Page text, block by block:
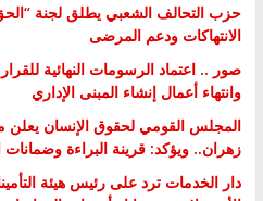
حزب التحالف الشعبي يطلق لجنة
الانتهاكات ودعم المرضى
صور .. اعتماد الرسومات النهائية
وانتهاء أعمال إنشاء المبنى الإداري
المجلس القومي لحقوق الإنسان يعلن
زهران.. ويؤكد: قرينة البراءة
دار الخدمات ترد على رئيس هيئة